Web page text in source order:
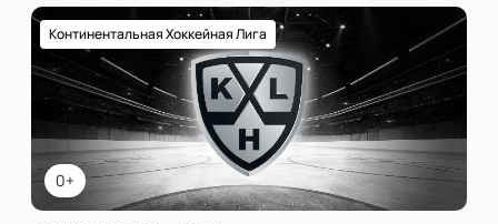
0+
Континентальная Хоккейная Лига